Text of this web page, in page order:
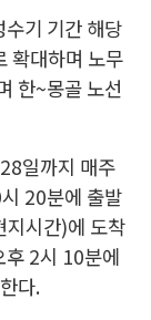
기 기간 해당
확대하며 노무
한~몽골 노선
일까지 매주
20분에 출발
지시간)에 도착
후 2시 10분에
다.